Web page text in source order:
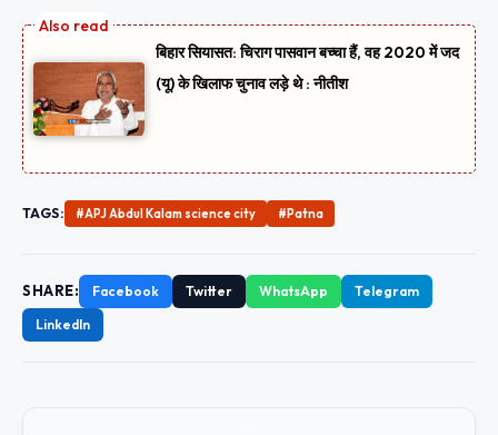
बिहार सियासत: चिराग पासवान बच्चा हैं, वह 2020 में जद
(यू) के खिलाफ चुनाव लड़े थे : नीतीश
TAGS: #APJ Abdul Kalam science city #Patna
SHARE: Facebook Twitter WhatsApp
Telegram
LinkedIn